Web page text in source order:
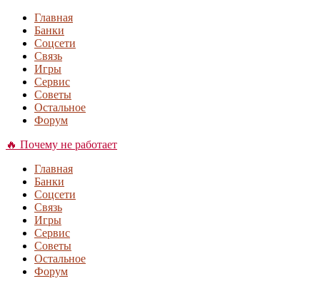
Главная
Банки
Соцсети
Связь
Игры
Сервис
Советы
Остальное
Форум
🔥 Почему не работает
Главная
Банки
Соцсети
Связь
Игры
Сервис
Советы
Остальное
Форум